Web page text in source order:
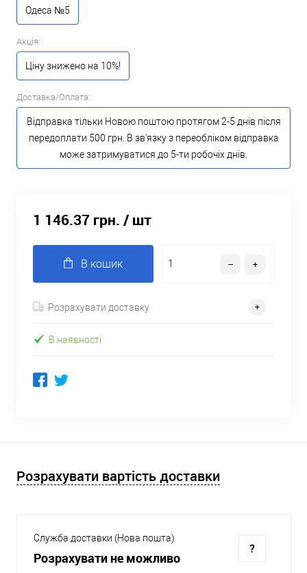
Одеса №5
Акція:
Ціну знижено на 10%!
Доставка/Оплата:
Відправка тільки Новою поштою протягом 2-5 днів після
передоплати 500 грн. В зв'язку з переобліком відправка
може затримуватися до 5-ти робочіх днів.
1 146.37 грн. / шт
В кошик
Розрахувати доставку
В наявності
Розрахувати вартість доставки
Служба доставки (Нова пошта)
Розрахувати не можливо